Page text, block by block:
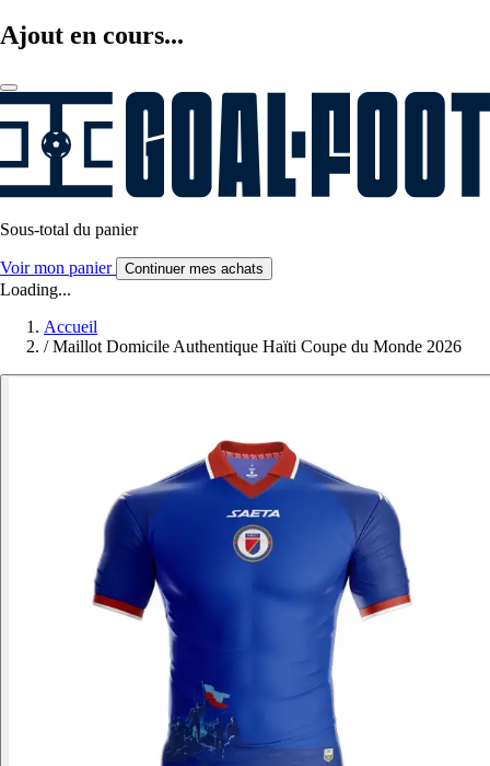
Ajout en cours...
Sous-total du panier
Voir mon panier Continuer mes achats
Loading...
Accueil
/ Maillot Domicile Authentique Haïti Coupe du Monde 2026